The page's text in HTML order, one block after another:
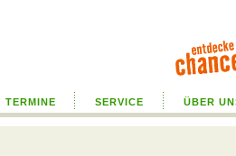
TERMINE SERVICE ÜBER